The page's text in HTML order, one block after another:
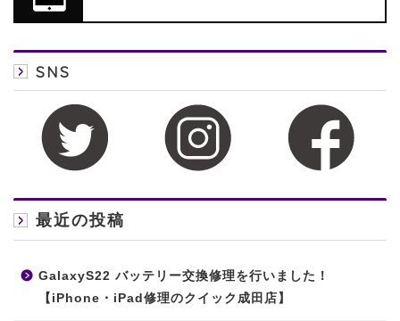
SNS
最近の投稿
GalaxyS22 バッテリー交換修理を行いました！
【iPhone・iPad修理のクイック成田店】